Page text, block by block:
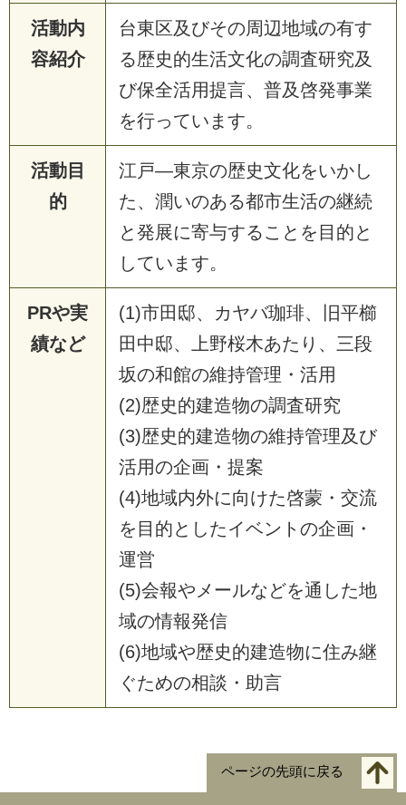
活動内
容紹介
台東区及びその周辺地域の有す
る歴史的生活文化の調査研究及
び保全活用提言、普及啓発事業
を行っています。
活動目
的
江戸―東京の歴史文化をいかし
た、潤いのある都市生活の継続
と発展に寄与することを目的と
しています。
PRや実
績など
(1)市田邸、カヤバ珈琲、旧平櫛
田中邸、上野桜木あたり、三段
坂の和館の維持管理・活用
(2)歴史的建造物の調査研究
(3)歴史的建造物の維持管理及び
活用の企画・提案
(4)地域内外に向けた啓蒙・交流
を目的としたイベントの企画・
運営
(5)会報やメールなどを通した地
域の情報発信
(6)地域や歴史的建造物に住み継
ぐための相談・助言
ページの先頭に戻る